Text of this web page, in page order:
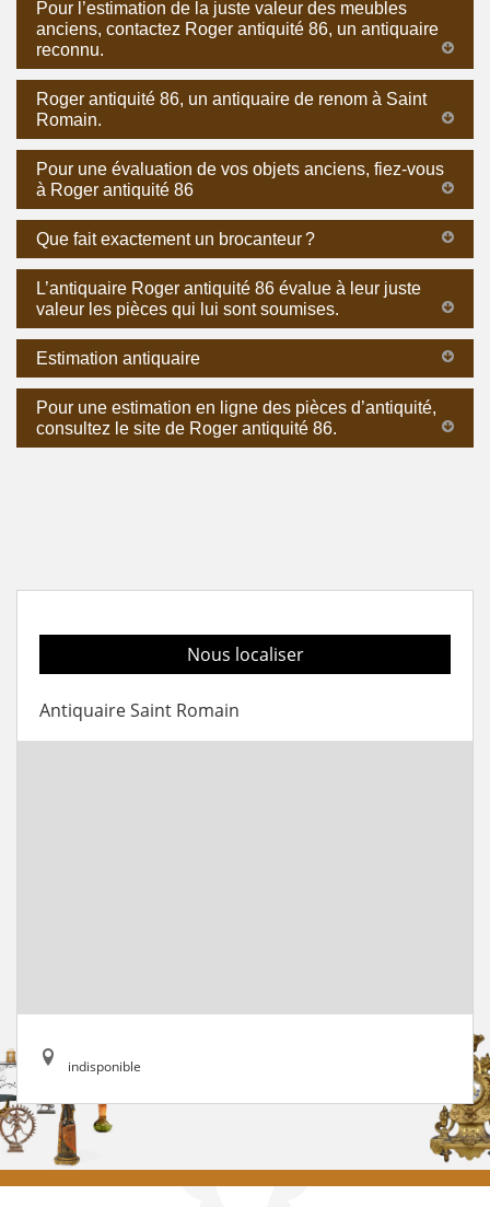
Pour l’estimation de la juste valeur des meubles
anciens, contactez Roger antiquité 86, un antiquaire
reconnu.
Roger antiquité 86, un antiquaire de renom à Saint
Romain.
Pour une évaluation de vos objets anciens, fiez-vous
à Roger antiquité 86
Que fait exactement un brocanteur ?
L’antiquaire Roger antiquité 86 évalue à leur juste
valeur les pièces qui lui sont soumises.
Estimation antiquaire
Pour une estimation en ligne des pièces d’antiquité,
consultez le site de Roger antiquité 86.
Nous localiser
Antiquaire Saint Romain
indisponible